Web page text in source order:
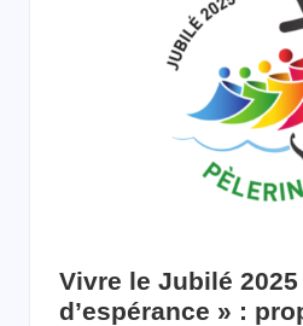
Vivre le Jubilé
d’espérance » :